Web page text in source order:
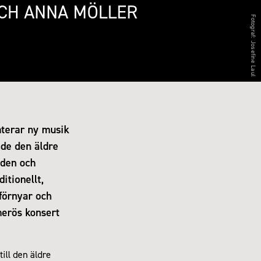
ANNA MÖLLER
Fotograf:
Josefine Laul
ny musik
den äldre
och
och
konsert
den äldre